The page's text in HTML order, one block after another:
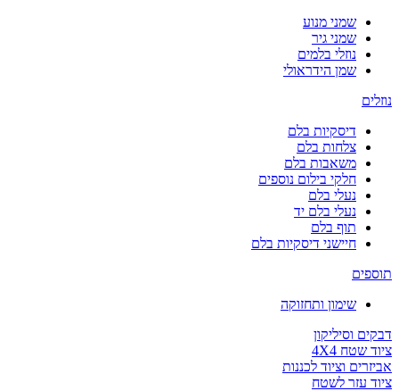
שמני מנוע
שמני גיר
נוזלי בלמים
שמן הידראולי
נוזלים
דיסקיות בלם
צלחות בלם
משאבות בלם
חלקי בילום נוספים
נעלי בלם
נעלי בלם יד
תוף בלם
חיישני דיסקיות בלם
תוספים
שימון ותחזוקה
דבקים וסיליקון
ציוד שטח 4X4
אביזרים וציוד לכננות
ציוד עזר לשטח